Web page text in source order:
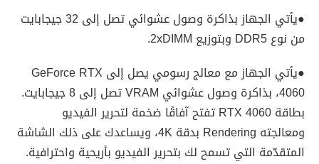
●يأتي الجهاز بذاكرة وصول عشوائي تصل إلى 32 جيجابايت
من نوع DDR5 وبتوزيع 2xDIMM.
●يأتي الجهاز مع معالج رسومي يصل إلى GeForce RTX
4060، بذاكرة وصول عشوائي VRAM تصل إلى 8 جيجابايت.
بطاقة RTX 4060 تفتح آفاقًا ضخمة لتحرير الفيديو
ومعالجته Rendering بدقة 4K، ويساعدك على ذلك الشاشة
المتقدّمة التي تسمح لك بتحرير الفيديو بأريحية واحترافية.